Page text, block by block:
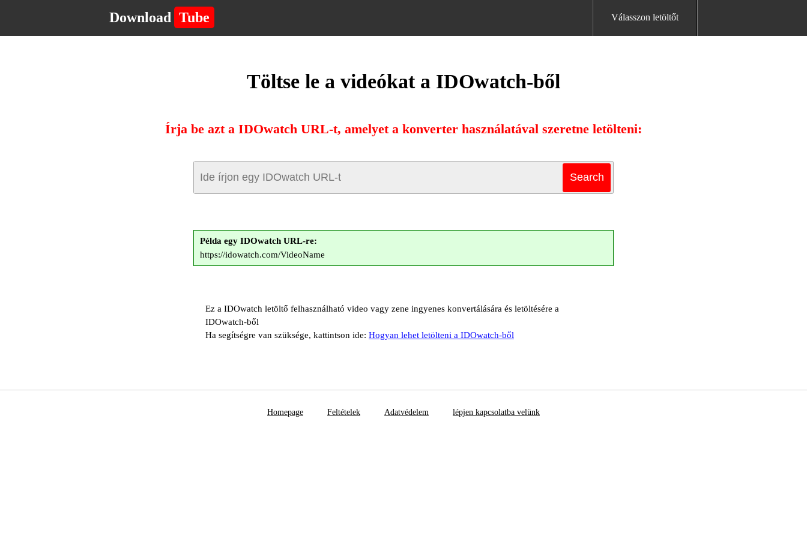
Download Tube Válasszon letöltőt
Töltse le a videókat a IDOwatch-ből
Írja be azt a IDOwatch URL-t, amelyet a konverter használatával szeretne letölteni:
Példa egy IDOwatch URL-re:
https://idowatch.com/VideoName
Ez a IDOwatch letöltő felhasználható video vagy zene ingyenes konvertálására és letöltésére a
IDOwatch-ből
Ha segítségre van szüksége, kattintson ide: Hogyan lehet letölteni a IDOwatch-ből
Homepage Feltételek Adatvédelem lépjen kapcsolatba velünk